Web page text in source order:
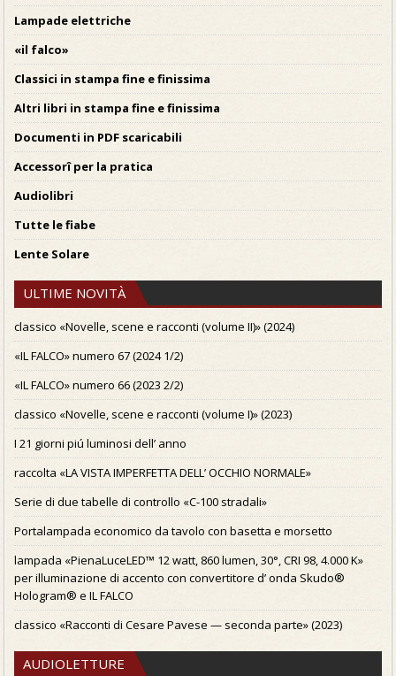
Lampade elettriche
«il falco»
Classici in stampa fine e finissima
Altri libri in stampa fine e finissima
Documenti in PDF scaricabili
Accessorî per la pratica
Audiolibri
Tutte le fiabe
Lente Solare
ULTIME NOVITÀ
classico «Novelle, scene e racconti (volume II)» (2024)
«IL FALCO» numero 67 (2024 1/2)
«IL FALCO» numero 66 (2023 2/2)
classico «Novelle, scene e racconti (volume I)» (2023)
I 21 giorni piú luminosi dell’ anno
raccolta «LA VISTA IMPERFETTA DELL’ OCCHIO NORMALE»
Serie di due tabelle di controllo «C-100 stradali»
Portalampada economico da tavolo con basetta e morsetto
lampada «PienaLuceLED™ 12 watt, 860 lumen, 30°, CRI 98, 4.000 K»
per illuminazione di accento con convertitore d’ onda Skudo®
Hologram® e IL FALCO
classico «Racconti di Cesare Pavese — seconda parte» (2023)
AUDIOLETTURE